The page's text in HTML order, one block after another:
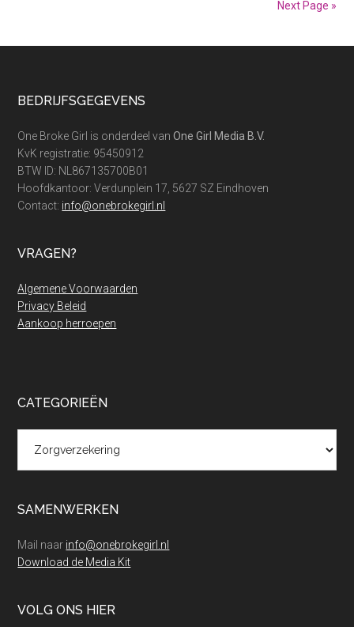
Next Page »
Footer
BEDRIJFSGEGEVENS
One Broke Girl is onderdeel vanOne Girl Media B.V.
KvK registratie: 95450912
BTW ID: NL867135700B01
Hoofdkantoor: Verdunplein 17, 5627 SZ Eindhoven
Contact: info@onebrokegirl.nl
VRAGEN?
Algemene Voorwaarden
Privacy Beleid
Aankoop herroepen
CATEGORIEËN
SAMENWERKEN
Mail naar info@onebrokegirl.nl
Download de Media Kit
VOLG ONS HIER